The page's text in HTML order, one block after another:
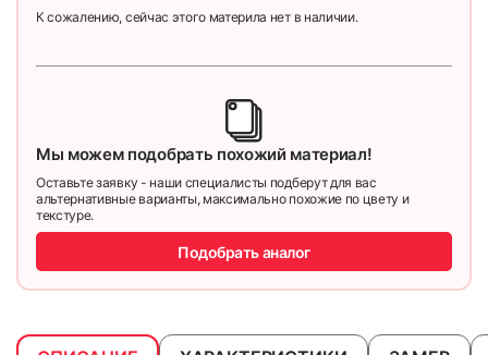
К сожалению, сейчас этого материла нет в наличии.
Мы можем подобрать похожий материал!
Оставьте заявку - наши специалисты подберут для вас
альтернативные варианты, максимально похожие по цвету и
текстуре.
Подобрать аналог